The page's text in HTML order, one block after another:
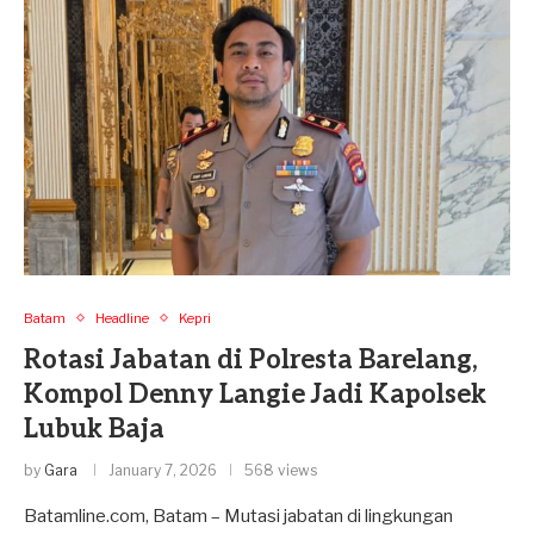
Batam Headline Kepri
Rotasi Jabatan di Polresta Barelang,
Kompol Denny Langie Jadi Kapolsek
Lubuk Baja
by Gara January 7, 2026 568 views
Batamline.com, Batam – Mutasi jabatan di lingkungan